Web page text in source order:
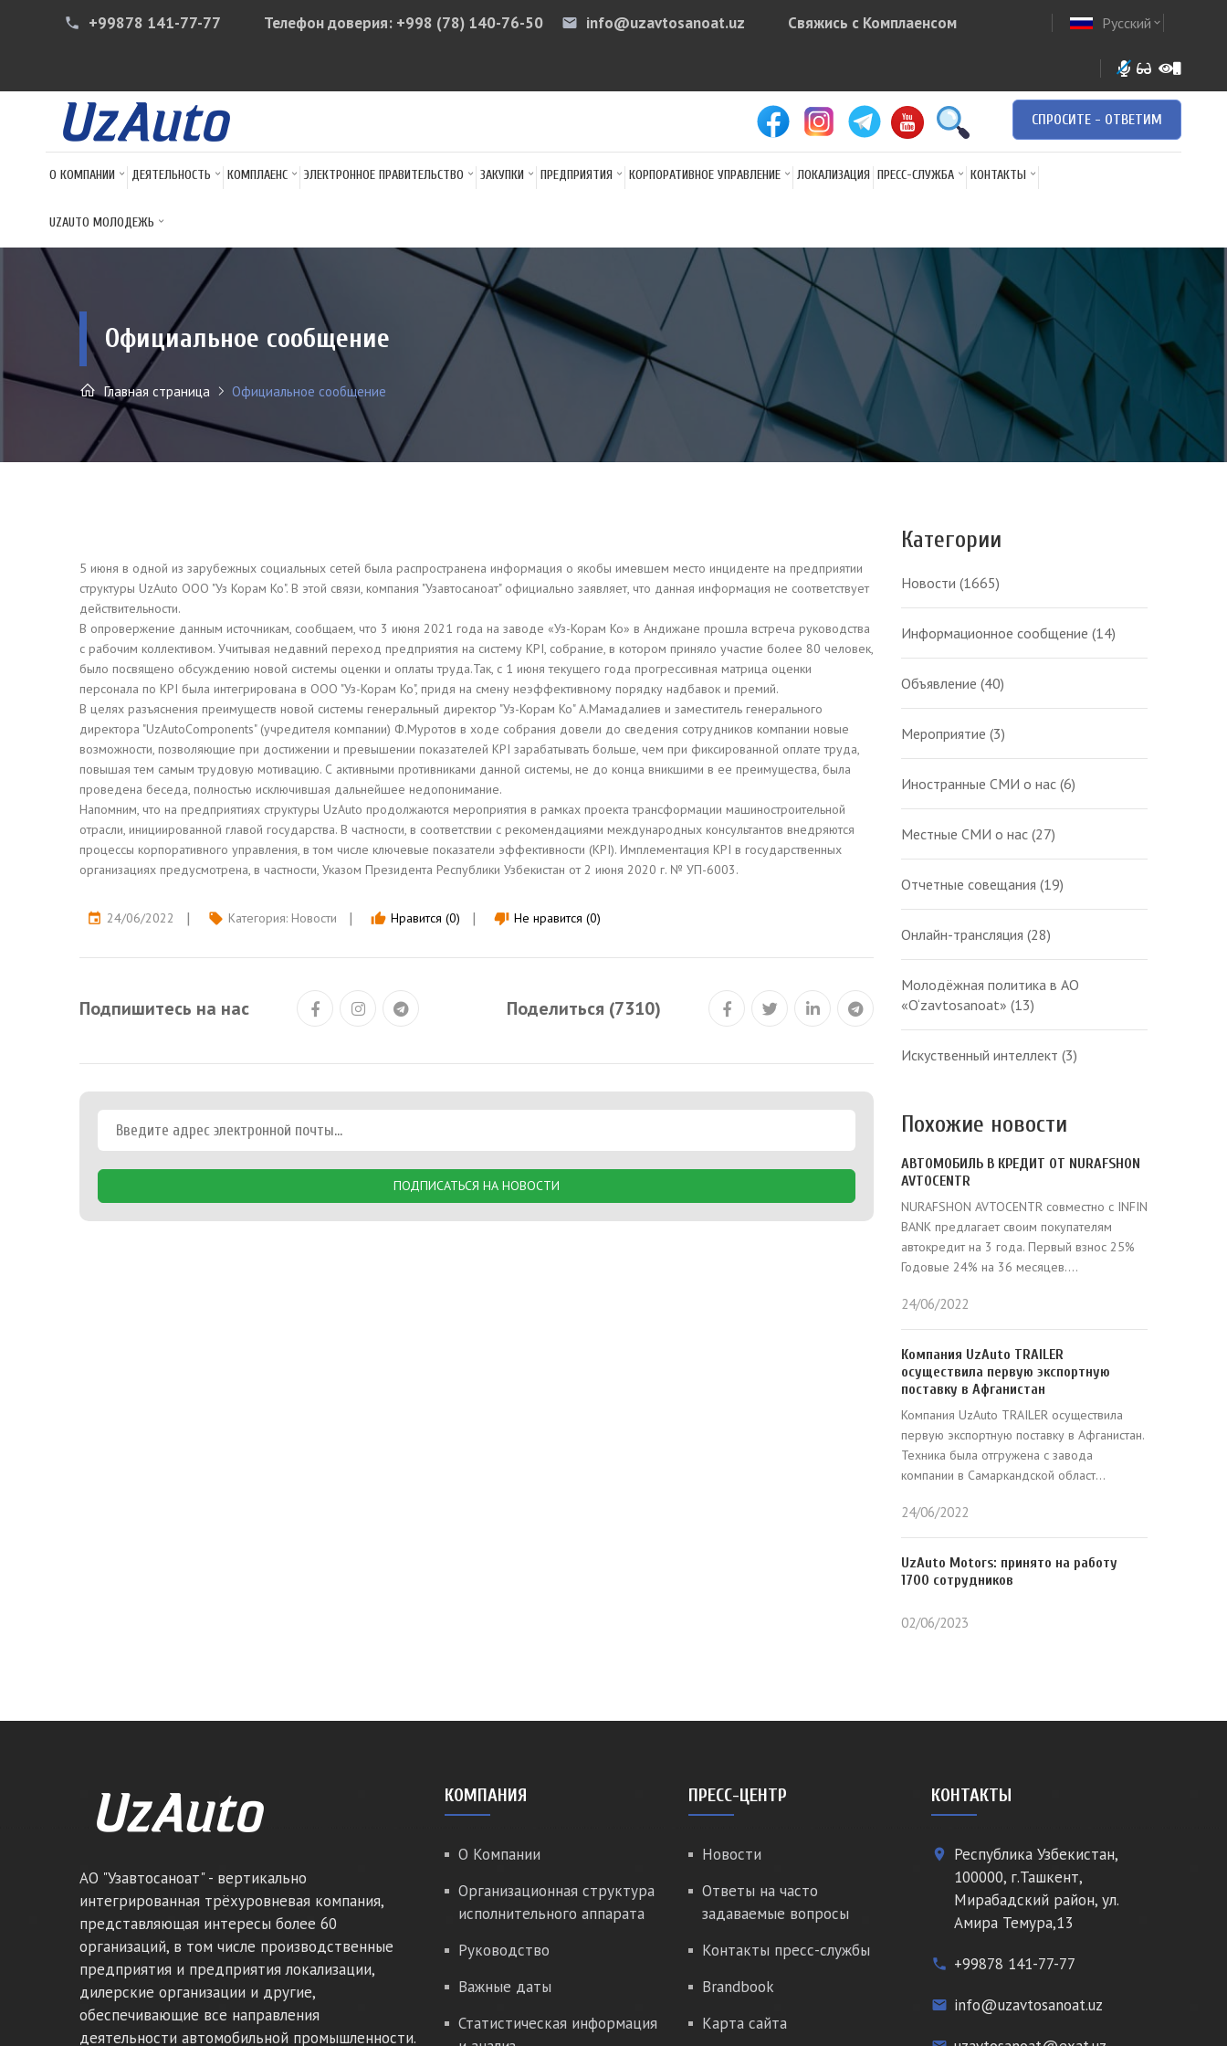
phone +99878 141-77-77 Телефон доверия: +998 (78) 140-76-50 email info@uzavtosanoat.uz arrow
Свяжись с Комплаенсом Русский expand_more
СПРОСИТЕ - ОТВЕТИМ
О КОМПАНИИ ДЕЯТЕЛЬНОСТЬ КОМПЛАЕНС ЭЛЕКТРОННОЕ ПРАВИТЕЛЬСТВО ЗАКУПКИ ПРЕДПРИЯТИЯ КОРПОРАТИВНОЕ УПРАВЛЕНИЕ ЛОКАЛИЗАЦИЯ ПРЕСС-СЛУЖБА КОНТАКТЫ
UZAUTO МОЛОДЕЖЬ
Официальное сообщение
Главная страница Официальное сообщение
5 июня в одной из зарубежных социальных сетей была распространена информация о якобы имевшем место инциденте на предприятии
структуры UzAuto ООО "Уз Корам Ко". В этой связи, компания "Узавтосаноат" официально заявляет, что данная информация не соответствует
действительности.
В опровержение данным источникам, сообщаем, что 3 июня 2021 года на заводе «Уз-Корам Ко» в Андижане прошла встреча руководства
с рабочим коллективом. Учитывая недавний переход предприятия на систему KPI, собрание, в котором приняло участие более 80 человек,
было посвящено обсуждению новой системы оценки и оплаты труда.Так, с 1 июня текущего года прогрессивная матрица оценки
персонала по KPI была интегрирована в ООО "Уз-Корам Ко", придя на смену неэффективному порядку надбавок и премий.
В целях разъяснения преимуществ новой системы генеральный директор "Уз-Корам Ко" А.Мамадалиев и заместитель генерального
директора "UzAutoComponents" (учредителя компании) Ф.Муротов в ходе собрания довели до сведения сотрудников компании новые
возможности, позволяющие при достижении и превышении показателей KPI зарабатывать больше, чем при фиксированной оплате труда,
повышая тем самым трудовую мотивацию. С активными противниками данной системы, не до конца вникшими в ее преимущества, была
проведена беседа, полностью исключившая дальнейшее недопонимание.
Напомним, что на предприятиях структуры UzAuto продолжаются мероприятия в рамках проекта трансформации машиностроительной
отрасли, инициированной главой государства. В частности, в соответствии с рекомендациями международных консультантов внедряются
процессы корпоративного управления, в том числе ключевые показатели эффективности (KPI). Имплементация KPI в государственных
организациях предусмотрена, в частности, Указом Президента Республики Узбекистан от 2 июня 2020 г. № УП-6003.
event 24/06/2022 local_offer Категория: Новости thumb_up Нравится (0) thumb_down Не нравится (0)
Подпишитесь на нас Поделиться (7310)
ПОДПИСАТЬСЯ НА НОВОСТИ
Категории
Новости (1665)
Информационное сообщение (14)
Объявление (40)
Мероприятие (3)
Иностранные СМИ о нас (6)
Местные СМИ о нас (27)
Отчетные совещания (19)
Онлайн-трансляция (28)
Молодёжная политика в АО
«O‘zavtosanoat» (13)
Искуственный интеллект (3)
Похожие новости
АВТОМОБИЛЬ В КРЕДИТ ОТ NURAFSHON
AVTOCENTR
NURAFSHON AVTOCENTR совместно с INFIN
BANK предлагает своим покупателям
автокредит на 3 года. Первый взнос 25%
Годовые 24% на 36 месяцев....
24/06/2022
Компания UzAuto TRAILER
осуществила первую экспортную
поставку в Афганистан
Компания UzAuto TRAILER осуществила
первую экспортную поставку в Афганистан.
Техника была отгружена с завода
компании в Самаркандской област...
24/06/2022
UzAuto Motors: принято на работу
1700 сотрудников
02/06/2023
АО "Узавтосаноат" - вертикально
интегрированная трёхуровневая компания,
представляющая интересы более 60
организаций, в том числе производственные
предприятия и предприятия локализации,
дилерские организации и другие,
обеспечивающие все направления
деятельности автомобильной промышленности.
КОМПАНИЯ
О Компании
Организационная структура
исполнительного аппарата
Руководство
Важные даты
Статистическая информация
ПРЕСС-ЦЕНТР
Новости
Ответы на часто
задаваемые вопросы
Контакты пресс-службы
Brandbook
Карта сайта
КОНТАКТЫ
place
Республика Узбекистан,
100000, г.Ташкент,
Мирабадский район, ул.
Амира Темура,13
phone +99878 141-77-77
email info@uzavtosanoat.uz